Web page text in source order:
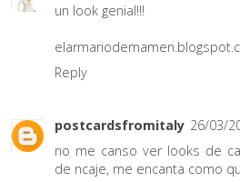
un look genial!!!
Reply
postcardsfromitaly 26/03/
no me canso ver looks de
de ncaje, me encanta como